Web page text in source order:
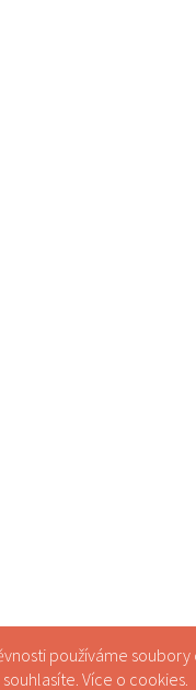
používáme
Více o cookies.